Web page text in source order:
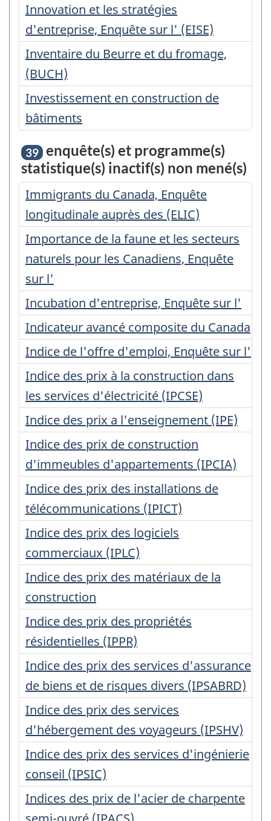
Innovation et les stratégies
d'entreprise, Enquête sur l' (EISE)
Inventaire du Beurre et du fromage,
(BUCH)
Investissement en construction de
bâtiments
39 enquête(s) et programme(s)
statistique(s) inactif(s) non mené(s)
Immigrants du Canada, Enquête
longitudinale auprès des (ELIC)
Importance de la faune et les secteurs
naturels pour les Canadiens, Enquête
sur l'
Incubation d'entreprise, Enquête sur l'
Indicateur avancé composite du Canada
Indice de l'offre d'emploi, Enquête sur l'
Indice des prix à la construction dans
les services d'électricité (IPCSE)
Indice des prix a l'enseignement (IPE)
Indice des prix de construction
d'immeubles d'appartements (IPCIA)
Indice des prix des installations de
télécommunications (IPICT)
Indice des prix des logiciels
commerciaux (IPLC)
Indice des prix des matériaux de la
construction
Indice des prix des propriétés
résidentielles (IPPR)
Indice des prix des services d'assurance
de biens et de risques divers (IPSABRD)
Indice des prix des services
d'hébergement des voyageurs (IPSHV)
Indice des prix des services d'ingénierie
conseil (IPSIC)
Indices des prix de l'acier de charpente